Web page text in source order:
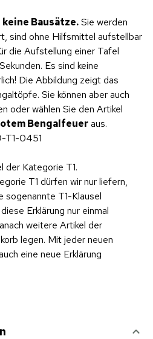
keine Bausätze.Sie werden
sind ohne Hilfsmittel aufstellbar
die Aufstellung einer Tafel
Es sind keine
Die Abbildung zeigt das
Sie können aber auch
oder wählen Sie den Artikel
Bengalfeueraus.
T1-0451
der Kategorie T1.
T1 dürfen wir nur liefern,
sogenannte T1-Klausel
Erklärung nur einmal
weitere Artikel der
legen. Mit jeder neuen
eine neue Erklärung